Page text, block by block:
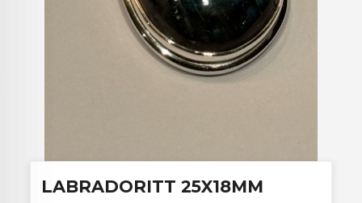
LABRADORITT 25X18MM